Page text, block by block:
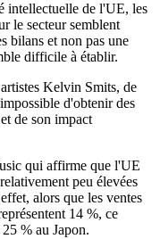
intellectuelle de l'UE, les
le secteur semblent
bilans et non pas une
difficile à établir.
Kelvin Smits, de
d'obtenir des
de son impact
qui affirme que l'UE
peu élevées
alors que les ventes
14 %, ce
% au Japon.